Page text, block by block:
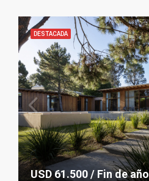
DESTACADA
USD 61.500 / Fin de año